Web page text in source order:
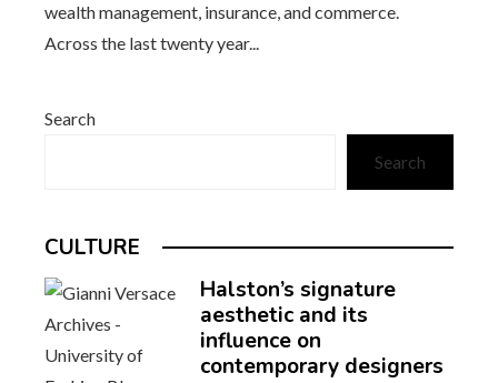
wealth management, insurance, and commerce.
Across the last twenty year...
Search
Search
CULTURE
Halston’s signature
aesthetic and its
influence on
contemporary designers